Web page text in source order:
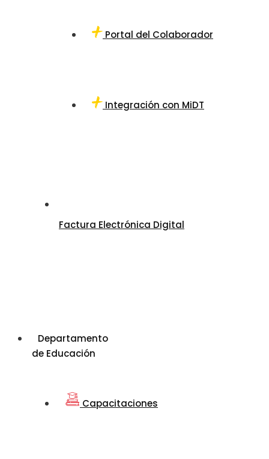
Portal del Colaborador
Integración con MiDT
Factura Electrónica Digital
Departamento
de Educación
Capacitaciones